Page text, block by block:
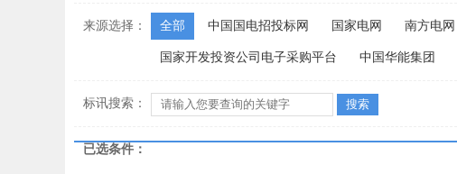
来源选择： 全部 中国国电招投标网 国家电网 南方电网
国家开发投资公司电子采购平台 中国华能集团
标讯搜索：
已选条件：